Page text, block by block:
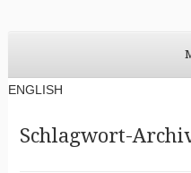
Zum Inhalt springen
ENGLISH
Schlagwort-